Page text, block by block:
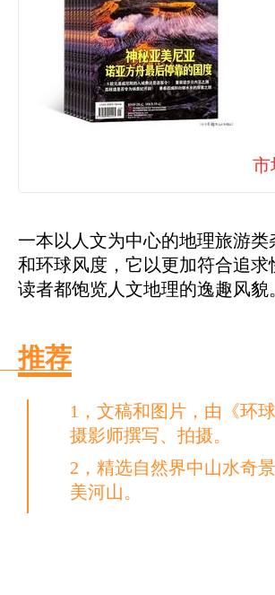
市
一本以人文为中心的地理旅游
和环球风度，它以更加符合追
读者都饱览人文地理的逸趣风貌
推荐
1，文稿和图片，由《环
摄影师撰写、拍摄。
2，精选自然界中山水奇
美河山。